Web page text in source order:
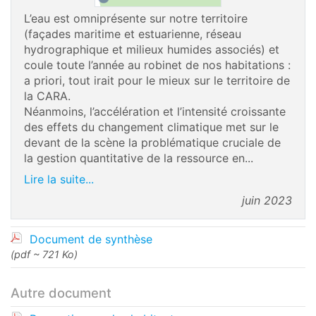
L’eau est omniprésente sur notre territoire
(façades maritime et estuarienne, réseau
hydrographique et milieux humides associés) et
coule toute l’année au robinet de nos habitations :
a priori, tout irait pour le mieux sur le territoire de
la CARA.
Néanmoins, l’accélération et l’intensité croissante
des effets du changement climatique met sur le
devant de la scène la problématique cruciale de
la gestion quantitative de la ressource en...
Lire la suite...
juin 2023
Document de synthèse
(pdf ~ 721 Ko)
Autre document